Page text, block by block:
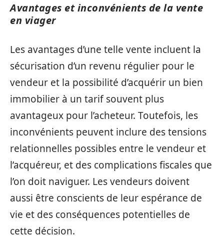
Avantages et inconvénients de la vente
en viager
Les avantages d’une telle vente incluent la
sécurisation d’un revenu régulier pour le
vendeur et la possibilité d’acquérir un bien
immobilier à un tarif souvent plus
avantageux pour l’acheteur. Toutefois, les
inconvénients peuvent inclure des tensions
relationnelles possibles entre le vendeur et
l’acquéreur, et des complications fiscales que
l’on doit naviguer. Les vendeurs doivent
aussi être conscients de leur espérance de
vie et des conséquences potentielles de
cette décision.